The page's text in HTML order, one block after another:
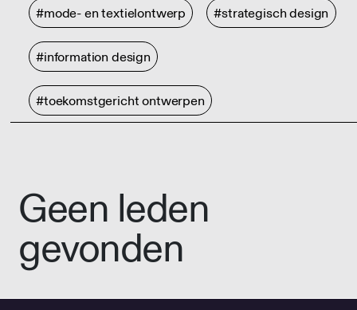
#mode- en textielontwerp #strategisch design
#information design
#toekomstgericht ontwerpen
Geen leden
gevonden